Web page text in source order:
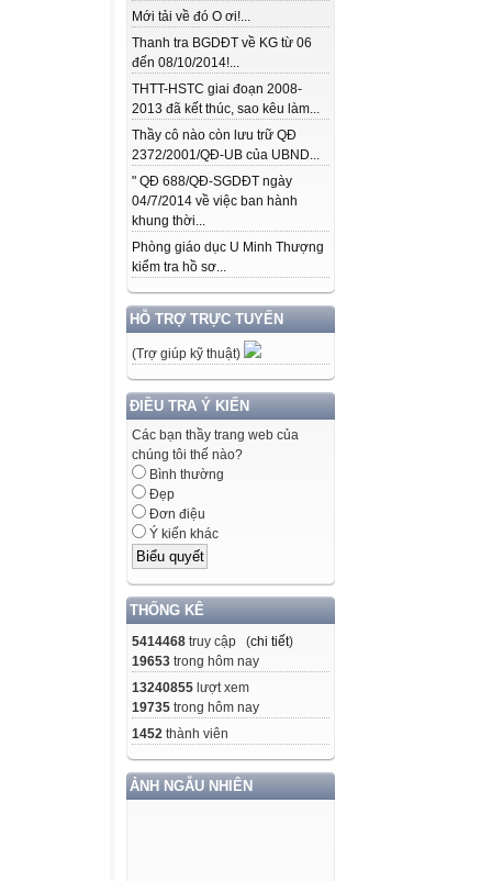
Mới tải về đó O ơi!...
Thanh tra BGDĐT về KG từ 06
đến 08/10/2014!...
THTT-HSTC giai đoạn 2008-
2013 đã kết thúc, sao kêu làm...
Thầy cô nào còn lưu trữ QĐ
2372/2001/QĐ-UB của UBND...
" QĐ 688/QĐ-SGDĐT ngày
04/7/2014 về việc ban hành
khung thời...
Phòng giáo dục U Minh Thượng
kiểm tra hồ sơ...
HỖ TRỢ TRỰC TUYẾN
(Trợ giúp kỹ thuật)
ĐIỀU TRA Ý KIẾN
Các bạn thầy trang web của
chúng tôi thế nào?
Bình thường
Đẹp
Đơn điệu
Ý kiến khác
THỐNG KÊ
5414468 truy cập (chi tiết)
19653 trong hôm nay
13240855 lượt xem
19735 trong hôm nay
1452 thành viên
ẢNH NGẪU NHIÊN